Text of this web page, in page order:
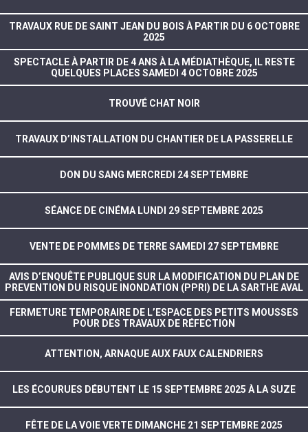
TRAVAUX RUE DE SAINT JEAN DU BOIS À PARTIR DU 6 OCTOBRE
2025
SPECTACLE À PARTIR DE 4 ANS À LA MÉDIATHÈQUE, IL RESTE
QUELQUES PLACES SAMEDI 4 OCTOBRE 2025
TROUVÉ CHAT NOIR
TRAVAUX D’INSTALLATION DU CHANTIER DE LA PASSERELLE
DON DU SANG MERCREDI 24 SEPTEMBRE
SÉANCE DE CINÉMA LUNDI 29 SEPTEMBRE 2025
VENTE DE POMMES DE TERRE SAMEDI 27 SEPTEMBRE
AVIS D’ENQUÊTE PUBLIQUE SUR LA MODIFICATION DU PLAN DE
PREVENTION DU RISQUE INONDATION (PPRI) DE LA SARTHE AVAL
FERMETURE TEMPORAIRE DE L’ESPACE DES PETITS MOUSSES
POUR DES TRAVAUX DE RÉFECTION
ATTENTION, ARNAQUE AUX FAUX CALENDRIERS
LES ÉCOURUES DÉBUTENT LE 15 SEPTEMBRE 2025 À LA SUZE
FÊTE DE LA VOIE VERTE DIMANCHE 21 SEPTEMBRE 2025